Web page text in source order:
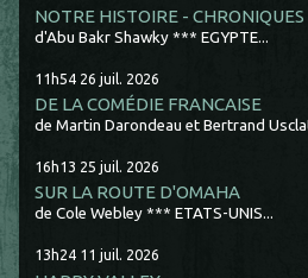
NOTRE HISTOIRE - CHRONIQUES
d'Abu Bakr Shawky *** EGYPTE...
11h54 26 juil. 2026
DE LA COMÉDIE FRANCAISE
de Martin Darondeau et Bertrand
16h13 25 juil. 2026
SUR LA ROUTE D'OMAHA
de Cole Webley *** ETATS-UNIS...
13h24 11 juil. 2026